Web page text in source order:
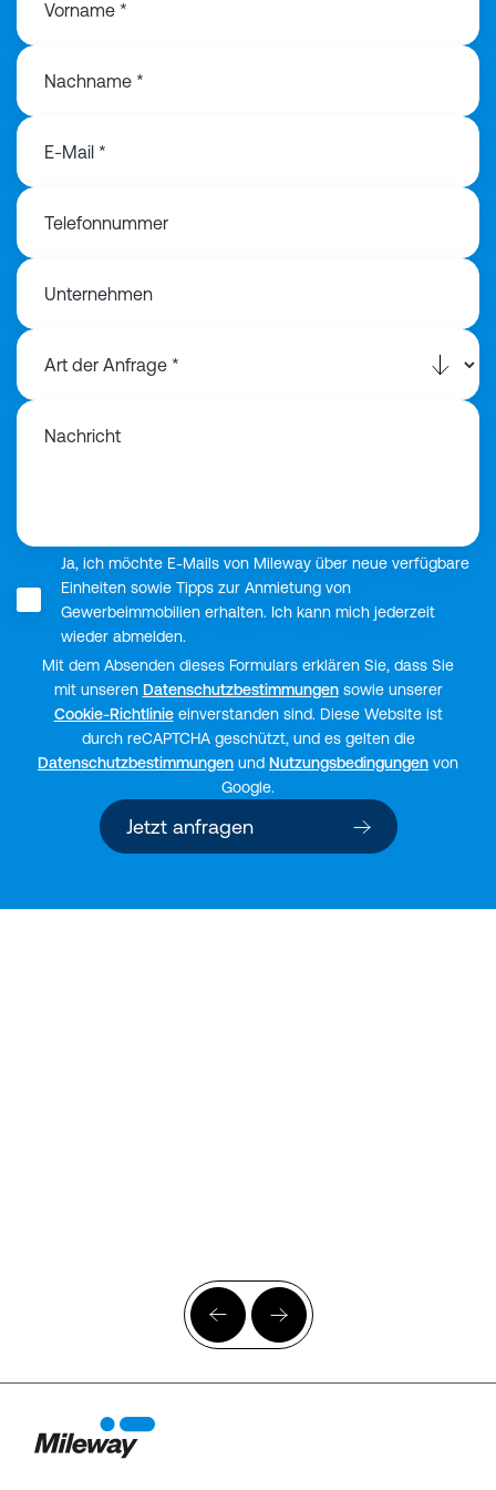
Vorname *
Nachname *
E-Mail *
Telefonnummer
Unternehmen
Nachricht
Ja, ich möchte E-Mails von Mileway über neue verfügbare
Einheiten sowie Tipps zur Anmietung von
Gewerbeimmobilien erhalten. Ich kann mich jederzeit
wieder abmelden.
Mit dem Absenden dieses Formulars erklären Sie, dass Sie
mit unseren Datenschutzbestimmungensowie unserer
Cookie-Richtlinieeinverstanden sind. Diese Website ist
durch reCAPTCHA geschützt, und es gelten die
Datenschutzbestimmungen und Nutzungsbedingungen von
Google.
Jetzt anfragen